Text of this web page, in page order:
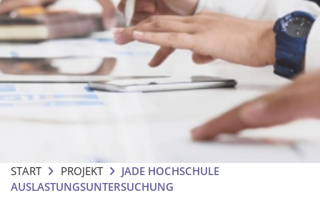
START PROJEKT
JADE HOCHSCHULE
AUSLASTUNGSUNTERSUCHUNG